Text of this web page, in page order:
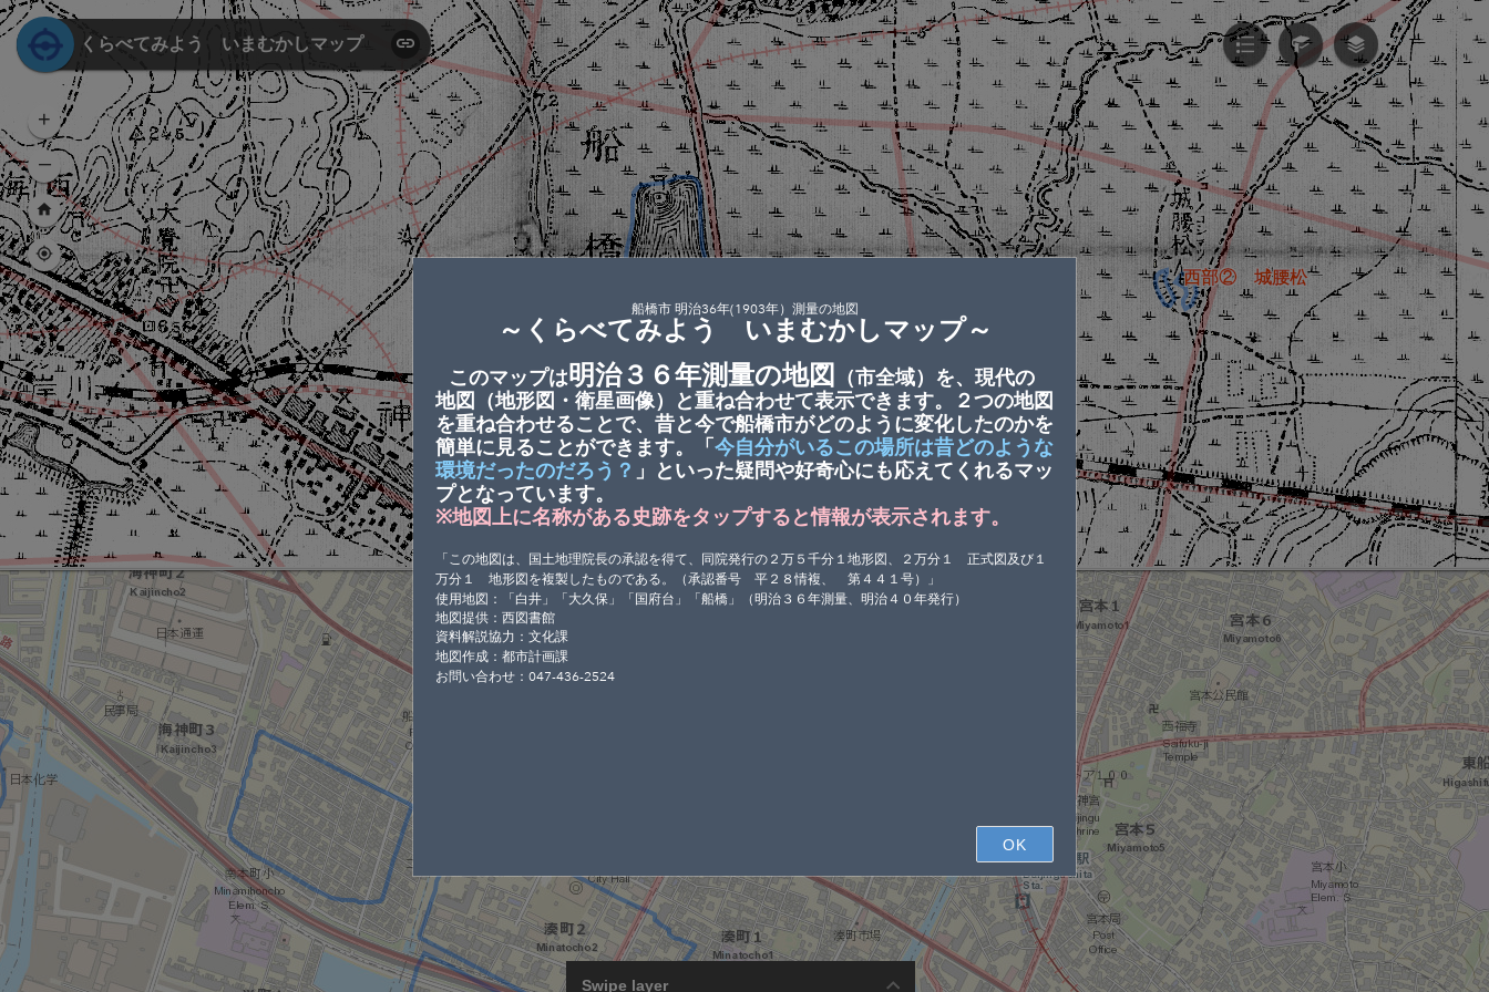
し西部②　城腰松
+
–
くらべてみよう いまむかしマップ
Swipe layer
船橋市 明治36年(1903年）測量の地図
～くらべてみよう いまむかしマップ～
このマップは明治３６年測量の地図
（市全域）を、現代の
地図（地形図・衛星画像）と重ね合わせて表示できます。２つの地図
を重ね合わせることで、昔と今で船橋市がどのように変化したのかを
簡単に見ることができます。「 今自分がいるこの場所は昔どのような
環境だったのだろう？ 」といった疑問や好奇心にも応えてくれるマッ
プとなっています。
※地図上に名称がある史跡をタップすると情報が表示されます。
「この地図は、国土地理院長の承認を得て、同院発行の２万５千分１地形図、２万分１ 正式図及び１
万分１ 地形図を複製したものである。（承認番号 平２８情複、 第４４１号）」
使用地図：「白井」「大久保」「国府台」「船橋」（明治３６年測量、明治４０年発行）
地図提供：西図書館
資料解説協力：文化課
地図作成：都市計画課
お問い合わせ：047-436-2524
OK